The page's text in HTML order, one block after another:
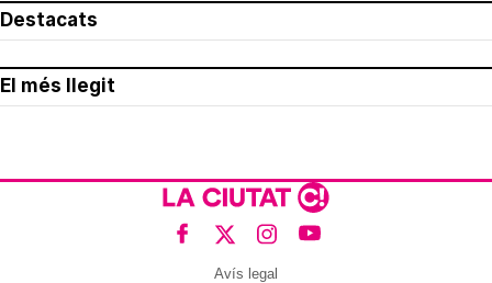
Destacats
El més llegit
Avís legal